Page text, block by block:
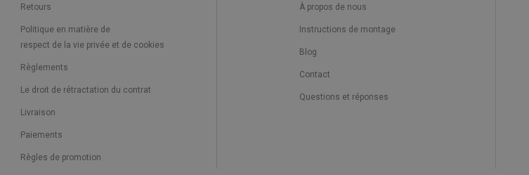
Retours
Politique en matière de
respect de la vie privée et de cookies
Règlements
Le droit de rétractation du contrat
Livraison
Paiements
Règles de promotion
À propos de nous
Instructions de montage
Blog
Contact
Questions et réponses